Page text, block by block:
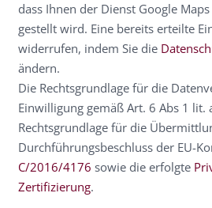
dass Ihnen der Dienst Google
gestellt wird. Eine bereits erteilte
widerrufen, indem Sie die
ändern.
Die Rechtsgrundlage für die
Einwilligung gemäß Art. 6 Abs 1 lit.
Rechtsgrundlage für die
Durchführungsbeschluss der EU-
C/2016/4176 sowie die erfolgte
Zertifizierung.